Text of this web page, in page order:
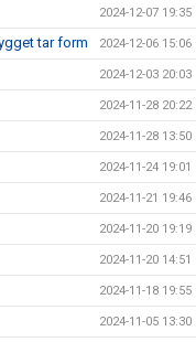
2024-12-07 19:35
tar form 2024-12-06 15:06
2024-12-03 20:03
2024-11-28 20:22
2024-11-28 13:50
2024-11-24 19:01
2024-11-21 19:46
2024-11-20 19:19
2024-11-20 14:51
2024-11-18 19:55
2024-11-05 13:30